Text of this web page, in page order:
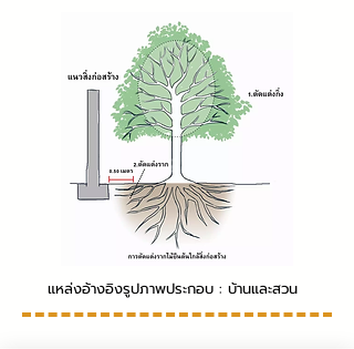
แหล่งอ้างอิงรูปภาพประกอบ : บ้านและสวน